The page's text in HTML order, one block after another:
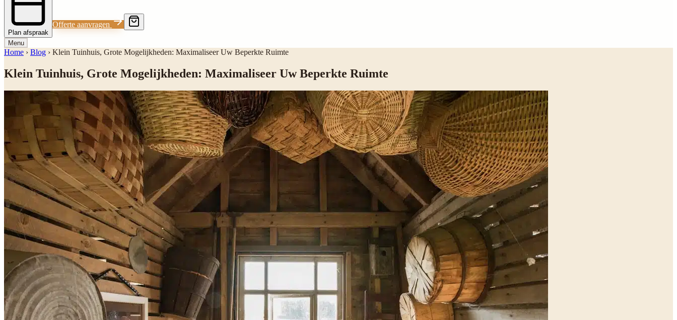
Plan afspraak
Offerte aanvragen
Menu
Home › Blog › Klein Tuinhuis, Grote Mogelijkheden: Maximaliseer Uw Beperkte Ruimte
Klein Tuinhuis, Grote Mogelijkheden: Maximaliseer Uw Beperkte Ruimte